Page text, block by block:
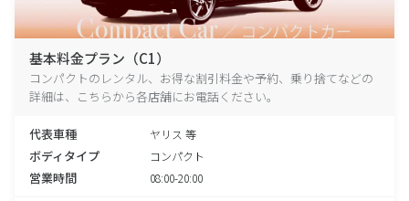
基本料金プラン（C1）
コンパクトのレンタル、お得な割引料金や予約、乗り捨てなどの
詳細は、こちらから各店舗にお電話ください。
代表車種 ヤリス 等
ボディタイプ コンパクト
営業時間 08:00-20:00